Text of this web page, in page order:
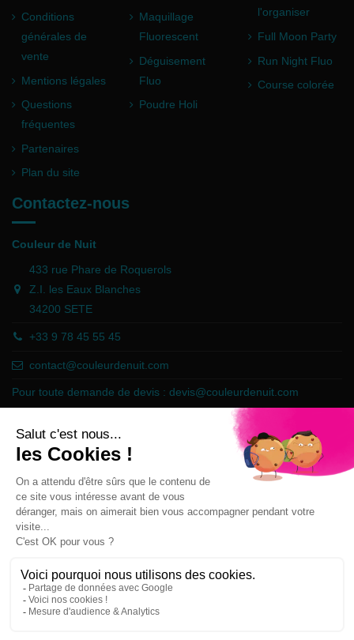
Conditions
générales de
vente
Mentions légales
Questions
fréquentes
Partenaires
Plan du site
Maquillage
Fluorescent
Déguisement
Fluo
Poudre Holi
l'organiser
Full Moon Party
Run Night Fluo
Course colorée
Contactez-nous
Couleur de Nuit
433 rue Phare de Roquerols
Z.I. les Eaux Blanches
34200 SETE
+33 9 78 45 55 45
contact@couleurdenuit.com
Pour toute demande de devis : devis@couleurdenuit.com
Marchand approuvé par la Société des Avis Garantis,cliquez ici pour
vérifier .
Follow us
Newsletter